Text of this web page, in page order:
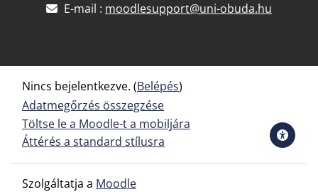
E-mail : moodlesupport@uni-obuda.hu
Nincs bejelentkezve. (Belépés)
Adatmegőrzés összegzése
Töltse le a Moodle-t a mobiljára
Áttérés a standard stílusra
Szolgáltatja a Moodle